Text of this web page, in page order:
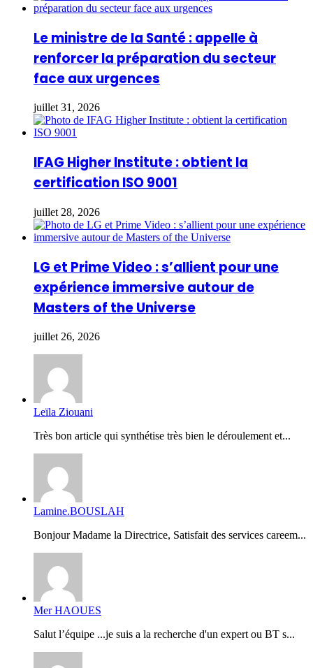
Le ministre de la Santé : appelle à
renforcer la préparation du secteur
face aux urgences
juillet 31, 2026
IFAG Higher Institute : obtient la
certification ISO 9001
juillet 28, 2026
LG et Prime Video : s’allient pour une
expérience immersive autour de
Masters of the Universe
juillet 26, 2026
Leïla Ziouani
Très bon article qui synthétise très bien le déroulement et...
Lamine.BOUSLAH
Bonjour Madame la Directrice, Satisfait des services careem...
Mer HAOUES
Salut l’équipe ...je suis a la recherche d'un expert ou BT s...